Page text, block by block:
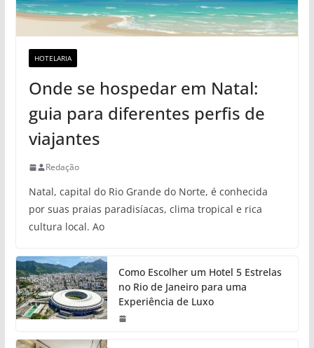
HOTELARIA
Onde se hospedar em Natal:
guia para diferentes perfis de
viajantes
Redação
Natal, capital do Rio Grande do Norte, é conhecida
por suas praias paradisíacas, clima tropical e rica
cultura local. Ao
Como Escolher um Hotel 5 Estrelas
no Rio de Janeiro para uma
Experiência de Luxo